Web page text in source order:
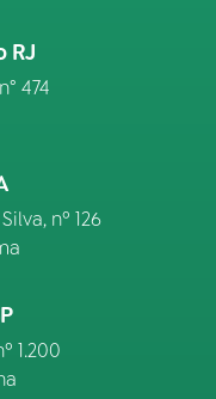
RJ
474
nº 126
1.200